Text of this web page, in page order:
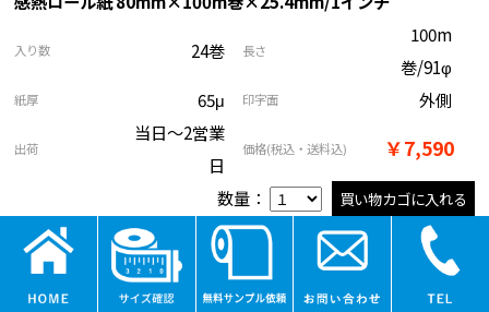
入り数 24巻 長さ
100m
巻/91φ
紙厚 65μ 印字面 外側
出荷
当日～2営業
日
価格(税込・送料込) ￥7,590
数量：
感熱ロール紙 80mm×100m巻×25.4mm/1インチ